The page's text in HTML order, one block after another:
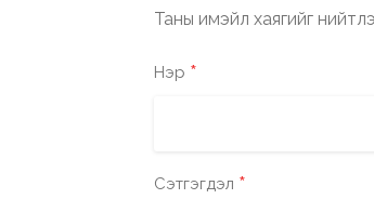
Таны имэйл хаягийг
Нэр *
Сэтгэгдэл *